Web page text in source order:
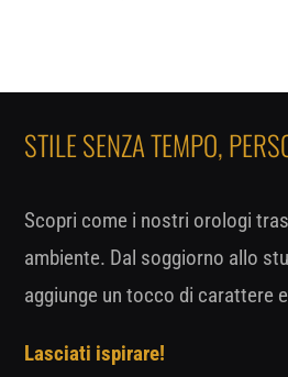
STILE SENZA TEMPO,
Scopri come i nostri orologi
ambiente. Dal soggiorno allo
aggiunge un tocco di carattere
Lasciati ispirare!